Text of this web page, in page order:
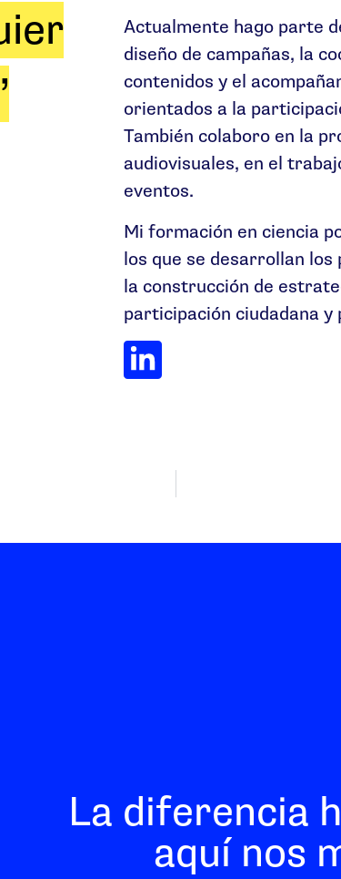
Actualmente hago parte
diseño de campañas, la
contenidos y el
orientados a la
También colaboro en la
audiovisuales, en el
eventos.
Mi formación en ciencia
los que se desarrollan
la construcción de
participación ciudadana y
La diferencia
aquí nos